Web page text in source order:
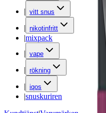
| vitt snus
| nikotinfritt
|mixpack
| vape
| rökning
| iqos
|snuskuriren